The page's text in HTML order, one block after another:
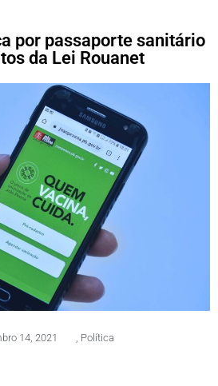
por passaporte sanitário
da Lei Rouanet
14, 2021 Política